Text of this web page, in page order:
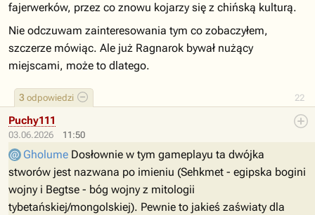
22
3 odpowiedzi
fajerwerków, przez co znowu kojarzy się z chińską kulturą.
Nie odczuwam zainteresowania tym co zobaczyłem,
szczerze mówiąc. Ale już Ragnarok bywał nużący
miejscami, może to dlatego.
03.06.2026 11:50
Puchy111
Gholume Dosłownie w tym gameplayu ta dwójka
stworów jest nazwana po imieniu (Sehkmet - egipska bogini
wojny i Begtse - bóg wojny z mitologii
tybetańskiej/mongolskiej). Pewnie to jakieś zaświaty dla